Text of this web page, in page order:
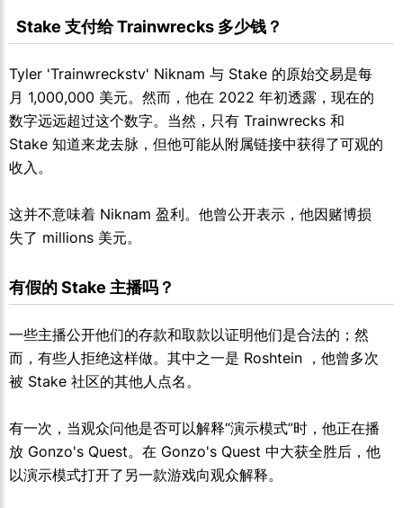
  Stake 支付给 Trainwrecks 多少钱？
Tyler 'Trainwreckstv' Niknam 与 Stake 的原始交易是每
月 1,000,000 美元。然而，他在 2022 年初透露，现在的
数字远远超过这个数字。当然，只有 Trainwrecks 和
Stake 知道来龙去脉，但他可能从附属链接中获得了可观的
收入。
这并不意味着 Niknam 盈利。他曾公开表示，他因赌博损
失了 millions 美元。
有假的 Stake 主播吗？
一些主播公开他们的存款和取款以证明他们是合法的；然
而，有些人拒绝这样做。其中之一是 Roshtein ，他曾多次
被 Stake 社区的其他人点名。
有一次，当观众问他是否可以解释“演示模式”时，他正在播
放 Gonzo's Quest。在 Gonzo's Quest 中大获全胜后，他
以演示模式打开了另一款游戏向观众解释。